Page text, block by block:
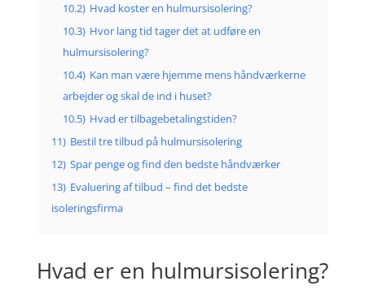
10.2) Hvad koster en hulmursisolering?
10.3) Hvor lang tid tager det at udføre en
hulmursisolering?
10.4) Kan man være hjemme mens håndværkerne
arbejder og skal de ind i huset?
10.5) Hvad er tilbagebetalingstiden?
11) Bestil tre tilbud på hulmursisolering
12) Spar penge og find den bedste håndværker
13) Evaluering af tilbud – find det bedste
isoleringsfirma
Hvad er en hulmursisolering?